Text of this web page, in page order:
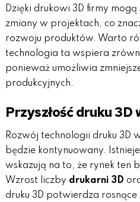
Dzięki drukowi 3D firmy
zmiany w projektach, co
rozwoju produktów. Warto
technologia ta wspiera
ponieważ umożliwia
produkcyjnych.
Przyszłość druku 3D
Rozwój technologii druku 3D
będzie kontynuowany.
wskazują na to, że rynek ten
Wzrost liczby drukarni 3D
druku 3D potwierdza